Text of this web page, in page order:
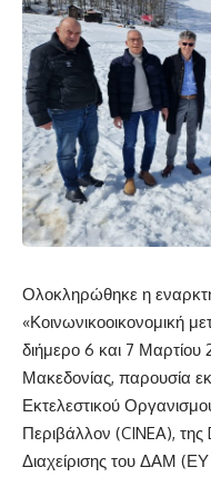
Ολοκληρώθηκε η
«Κοινωνικοοικονομική
διήμερο 6 και 7 Μαρτίου
Μακεδονίας, παρουσία
Εκτελεστικού
Περιβάλλον (CINEA),
Διαχείρισης του ΔΑΜ